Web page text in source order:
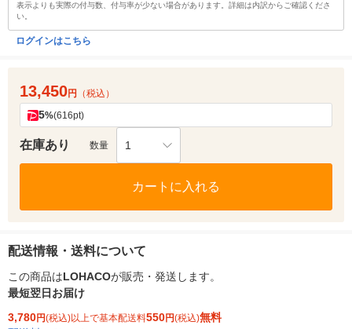
表示よりも実際の付与数、付与率が少ない場合があります。詳細は内訳からご確認くださ
い。
ログインはこちら
13,450円 （税込）
5%(616pt)
在庫あり 数量 1
カートに入れる
配送情報・送料について
この商品はLOHACOが販売・発送します。
最短翌日お届け
3,780円(税込)以上で基本配送料550円(税込)無料